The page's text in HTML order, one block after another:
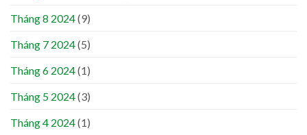
Tháng 8 2024(9)
Tháng 7 2024(5)
Tháng 6 2024(1)
Tháng 5 2024(3)
Tháng 4 2024(1)